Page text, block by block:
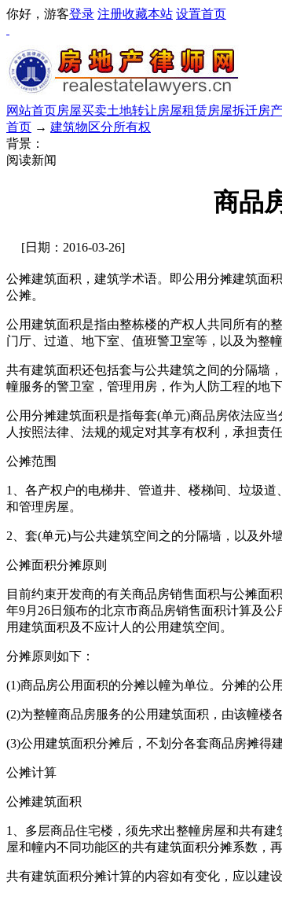
你好，游客登录 注册收藏本站 设置首页
网站首页房屋买卖土地转让房屋租赁房屋拆迁房
首页 → 建筑物区分所有权
背景：
阅读新闻
商品
[日期：2016-03-26]
公摊建筑面积，建筑学术语。即公用分摊建筑面
公摊。
公用建筑面积是指由整栋楼的产权人共同所有的
门厅、过道、地下室、值班警卫室等，以及为整
共有建筑面积还包括套与公共建筑之间的分隔墙
幢服务的警卫室，管理用房，作为人防工程的地
公用分摊建筑面积是指每套(单元)商品房依法应
人按照法律、法规的规定对其享有权利，承担责任
公摊范围
1、各产权户的电梯井、管道井、楼梯间、垃圾
和管理房屋。
2、套(单元)与公共建筑空间之的分隔墙，以及外
公摊面积分摊原则
目前约束开发商的有关商品房销售面积与公摊面
年9月26日颁布的北京市商品房销售面积计算及
用建筑面积及不应计人的公用建筑空间。
分摊原则如下：
(1)商品房公用面积的分摊以幢为单位。分摊的公
(2)为整幢商品房服务的公用建筑面积，由该幢楼
(3)公用建筑面积分摊后，不划分各套商品房摊得
公摊计算
公摊建筑面积
1、多层商品住宅楼，须先求出整幢房屋和共有
屋和幢内不同功能区的共有建筑面积分摊系数，
共有建筑面积分摊计算的内容如有变化，应以建